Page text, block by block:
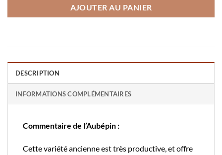
AJOUTER AU PANIER
DESCRIPTION
INFORMATIONS COMPLÉMENTAIRES
Commentaire de l’Aubépin :
Cette variété ancienne est très productive, et offre